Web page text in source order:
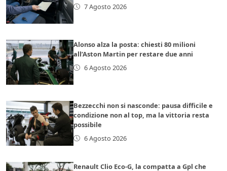
7 Agosto 2026
Alonso alza la posta: chiesti 80 milioni
all’Aston Martin per restare due anni
6 Agosto 2026
Bezzecchi non si nasconde: pausa difficile e
condizione non al top, ma la vittoria resta
possibile
6 Agosto 2026
Renault Clio Eco-G, la compatta a Gpl che